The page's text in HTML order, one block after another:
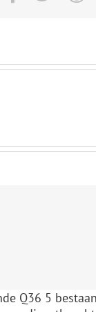
Q36 5 bestaan